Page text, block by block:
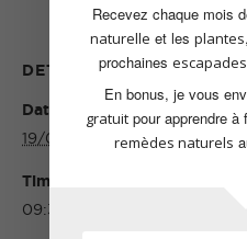
DETAILS
Date:
19/03/2022
Time:
09:30 - 12:30
Recevez chaque mois
naturelle et lesplantes
prochainesescapades
En bonus, je vous
gratuit pour apprendre à
remèdes naturels